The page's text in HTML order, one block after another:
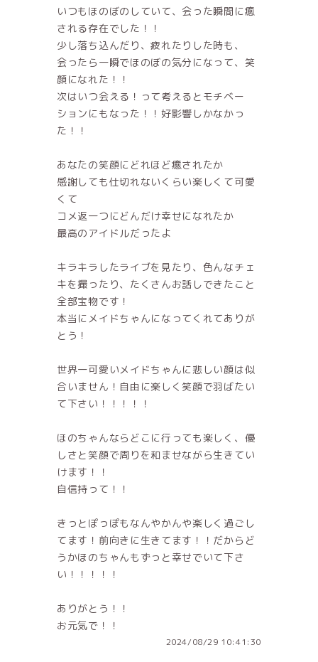
いつもほのぼのしていて、会った瞬間に癒
される存在でした！！
少し落ち込んだり、疲れたりした時も、
会ったら一瞬でほのぼの気分になって、笑
顔になれた！！
次はいつ会える！って考えるとモチベー
ションにもなった！！好影響しかなかっ
た！！
あなたの笑顔にどれほど癒されたか
感謝しても仕切れないくらい楽しくて可愛
くて
コメ返一つにどんだけ幸せになれたか
最高のアイドルだったよ
キラキラしたライブを見たり、色んなチェ
キを撮ったり、たくさんお話しできたこと
全部宝物です！
本当にメイドちゃんになってくれてありが
とう！
世界一可愛いメイドちゃんに悲しい顔は似
合いません！自由に楽しく笑顔で羽ばたい
て下さい！！！！！
ほのちゃんならどこに行っても楽しく、優
しさと笑顔で周りを和ませながら生きてい
けます！！
自信持って！！
きっとぽっぽもなんやかんや楽しく過ごし
てます！前向きに生きてます！！だからど
うかほのちゃんもずっと幸せでいて下さ
い！！！！！
ありがとう！！
お元気で！！
2024/08/29 10:41:30